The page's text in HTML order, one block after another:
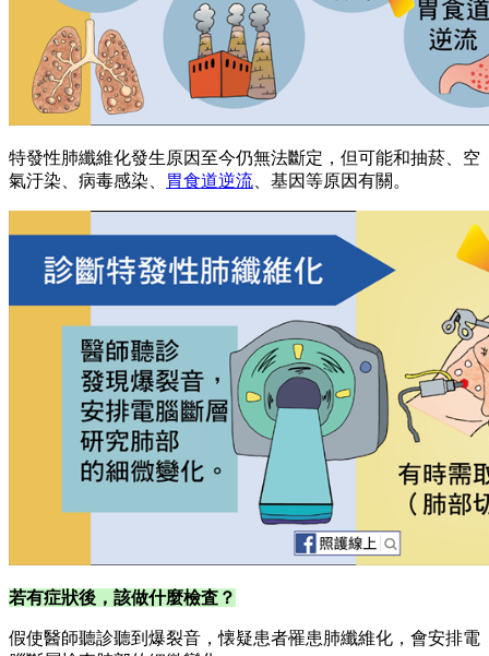
特發性肺纖維化發生原因至今仍無法斷定，但可能和抽菸、空
氣汙染、病毒感染、
胃食道逆流 、基因等原因有關。
若有症狀後，該做什麼檢査？
假使醫師聽診聽到爆裂音，懐疑患者罹患肺纖維化，會安排電